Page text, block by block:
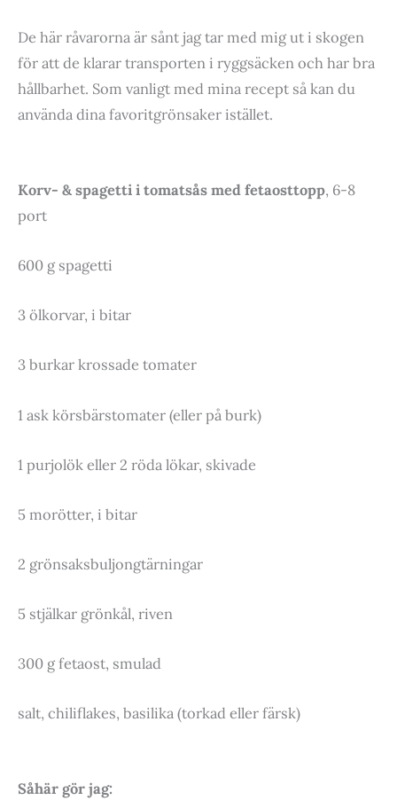
De här råvarorna är sånt jag tar med mig ut i skogen
för att de klarar transporten i ryggsäcken och har bra
hållbarhet. Som vanligt med mina recept så kan du
använda dina favoritgrönsaker istället.
Korv- & spagetti i tomatsås med fetaosttopp, 6-8
port
600 g spagetti
3 ölkorvar, i bitar
3 burkar krossade tomater
1 ask körsbärstomater (eller på burk)
1 purjolök eller 2 röda lökar, skivade
5 morötter, i bitar
2 grönsaksbuljongtärningar
5 stjälkar grönkål, riven
300 g fetaost, smulad
salt, chiliflakes, basilika (torkad eller färsk)
Såhär gör jag: